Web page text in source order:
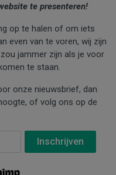
te presenteren!
op te halen of om iets
even van te voren, wij zijn
jammer zijn als je voor
te staan.
onze nieuwsbrief, dan
of volg ons op de